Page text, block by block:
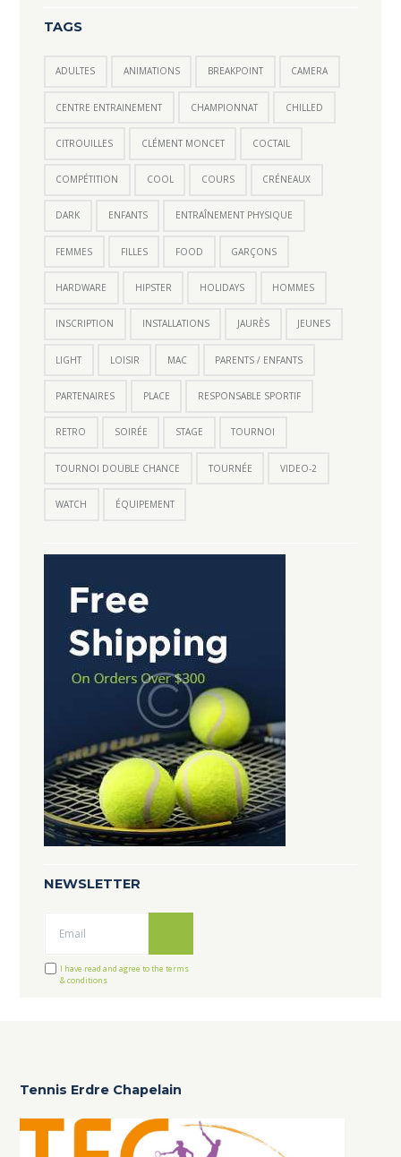
TAGS
ADULTES ANIMATIONS BREAKPOINT CAMERA
CENTRE ENTRAINEMENT CHAMPIONNAT CHILLED
CITROUILLES CLÉMENT MONCET COCTAIL
COMPÉTITION COOL COURS CRÉNEAUX
DARK ENFANTS ENTRAÎNEMENT PHYSIQUE
FEMMES FILLES FOOD GARÇONS
HARDWARE HIPSTER HOLIDAYS HOMMES
INSCRIPTION INSTALLATIONS JAURÈS JEUNES
LIGHT LOISIR MAC PARENTS / ENFANTS
PARTENAIRES PLACE RESPONSABLE SPORTIF
RETRO SOIRÉE STAGE TOURNOI
TOURNOI DOUBLE CHANCE TOURNÉE VIDEO-2
WATCH ÉQUIPEMENT
NEWSLETTER
I have read and agree to the terms
& conditions
Tennis Erdre Chapelain